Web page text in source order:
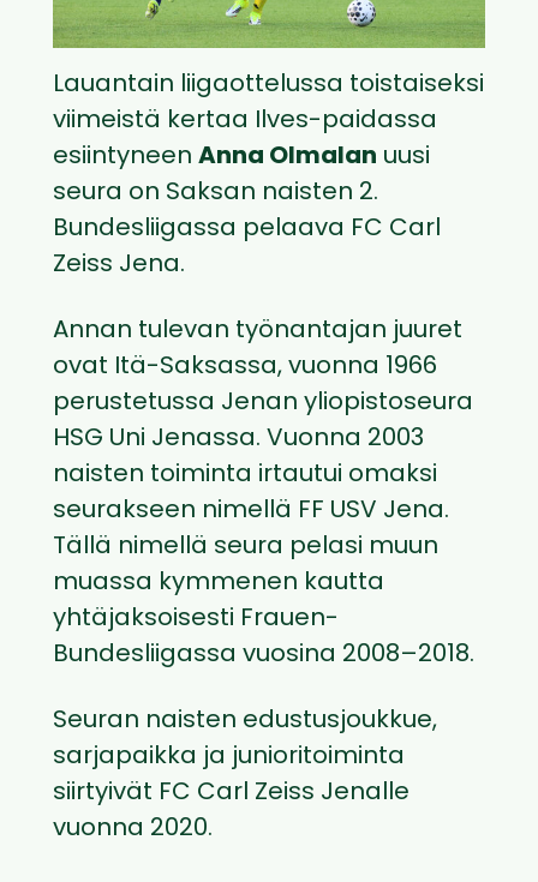
Lauantain liigaottelussa toistaiseksi
viimeistä kertaa Ilves-paidassa
esiintyneen Anna Olmalan uusi
seura on Saksan naisten 2.
Bundesliigassa pelaava FC Carl
Zeiss Jena.
Annan tulevan työnantajan juuret
ovat Itä-Saksassa, vuonna 1966
perustetussa Jenan yliopistoseura
HSG Uni Jenassa. Vuonna 2003
naisten toiminta irtautui omaksi
seurakseen nimellä FF USV Jena.
Tällä nimellä seura pelasi muun
muassa kymmenen kautta
yhtäjaksoisesti Frauen-
Bundesliigassa vuosina 2008–2018.
Seuran naisten edustusjoukkue,
sarjapaikka ja junioritoiminta
siirtyivät FC Carl Zeiss Jenalle
vuonna 2020.